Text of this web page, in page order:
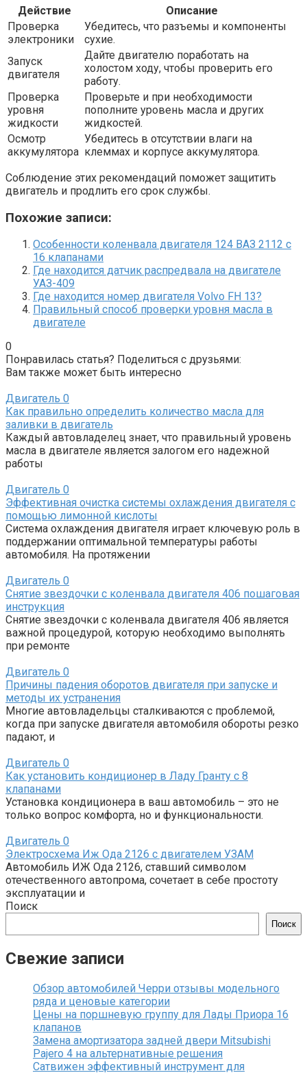
Действие
Описание
Проверка
электроники
Убедитесь, что разъемы и компоненты
сухие.
Запуск
двигателя
Дайте двигателю поработать на
холостом ходу, чтобы проверить его
работу.
Проверка
уровня
жидкости
Проверьте и при необходимости
пополните уровень масла и других
жидкостей.
Осмотр
аккумулятора
Убедитесь в отсутствии влаги на
клеммах и корпусе аккумулятора.
Соблюдение этих рекомендаций поможет защитить
двигатель и продлить его срок службы.
Похожие записи:
Особенности коленвала двигателя 124 ВАЗ 2112 с
16 клапанами
Где находится датчик распредвала на двигателе
УАЗ-409
Где находится номер двигателя Volvo FH 13?
Правильный способ проверки уровня масла в
двигателе
0
Понравилась статья? Поделиться с друзьями:
Вам также может быть интересно
Двигатель 0
Как правильно определить количество масла для
заливки в двигатель
Каждый автовладелец знает, что правильный уровень
масла в двигателе является залогом его надежной
работы
Двигатель 0
Эффективная очистка системы охлаждения двигателя с
помощью лимонной кислоты
Система охлаждения двигателя играет ключевую роль в
поддержании оптимальной температуры работы
автомобиля. На протяжении
Двигатель 0
Снятие звездочки с коленвала двигателя 406 пошаговая
инструкция
Снятие звездочки с коленвала двигателя 406 является
важной процедурой, которую необходимо выполнять
при ремонте
Двигатель 0
Причины падения оборотов двигателя при запуске и
методы их устранения
Многие автовладельцы сталкиваются с проблемой,
когда при запуске двигателя автомобиля обороты резко
падают, и
Двигатель 0
Как установить кондиционер в Ладу Гранту с 8
клапанами
Установка кондиционера в ваш автомобиль – это не
только вопрос комфорта, но и функциональности.
Двигатель 0
Электросхема Иж Ода 2126 с двигателем УЗАМ
Автомобиль ИЖ Ода 2126, ставший символом
отечественного автопрома, сочетает в себе простоту
эксплуатации и
Поиск
Поиск
Свежие записи
Обзор автомобилей Черри отзывы модельного
ряда и ценовые категории
Цены на поршневую группу для Лады Приора 16
клапанов
Замена амортизатора задней двери Mitsubishi
Pajero 4 на альтернативные решения
Сатвижен эффективный инструмент для